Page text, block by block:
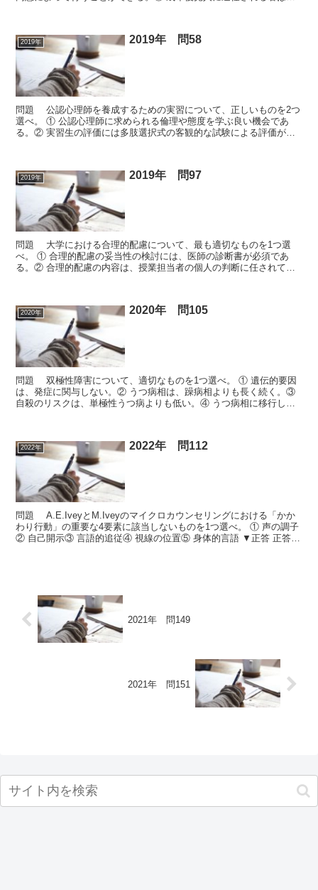
2019年 2019年 問58
問題 公認心理師を養成するための実習について、正しいものを2つ
選べ。 ① 公認心理師に求められる倫理や態度を学ぶ良い機会であ
る。② 実習生の評価には多肢選択式の客観的な試験による評価が適
2019年 2019年 問97
問題 大学における合理的配慮について、最も適切なものを1つ選
べ。 ① 合理的配慮の妥当性の検討には、医師の診断書が必須であ
る。② 合理的配慮の内容は、授業担当者の個人の判断に任されてい
2020年 2020年 問105
問題 双極性障害について、適切なものを1つ選べ。 ① 遺伝的要因
は、発症に関与しない。② うつ病相は、躁病相よりも長く続く。③
自殺のリスクは、単極性うつ病よりも低い。④ うつ病相に移行した
2022年 2022年 問112
問題 A.E.IveyとM.Iveyのマイクロカウンセリングにおける「かか
わり行動」の重要な4要素に該当しないものを1つ選べ。 ① 声の調子
② 自己開示③ 言語的追従④ 視線の位置⑤ 身体的言語 ▼正答 正答
2021年 問149
2021年 問151